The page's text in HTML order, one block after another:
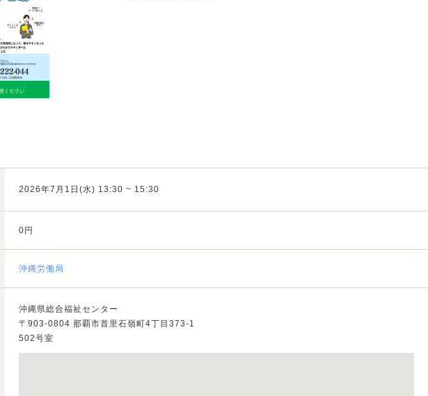
2026年7月1日(水) 13:30 ~ 15:30
0円
沖縄労働局
沖縄県総合福祉センター
〒903-0804 那覇市首里石嶺町4丁目373-1
502号室